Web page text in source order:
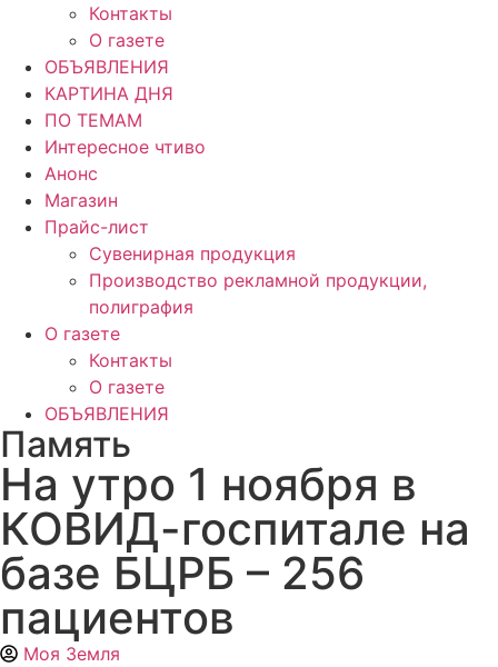
Контакты
О газете
ОБЪЯВЛЕНИЯ
КАРТИНА ДНЯ
ПО ТЕМАМ
Интересное чтиво
Анонс
Магазин
Прайс-лист
Сувенирная продукция
Производство рекламной продукции,
полиграфия
О газете
Контакты
О газете
ОБЪЯВЛЕНИЯ
Память
На утро 1 ноября в
КОВИД-госпитале на
базе БЦРБ – 256
пациентов
Моя Земля